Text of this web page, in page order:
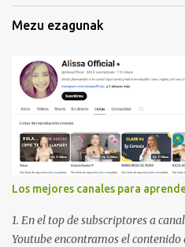
Mezu ezagunak
Los mejores canales para
1. En el top de subscriptores a
Youtube encontramos el contenido